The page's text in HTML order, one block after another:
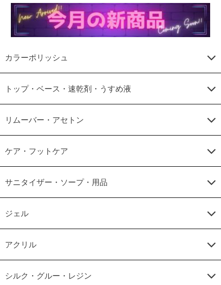
カラーポリッシュ
トップ・ベース・速乾剤・うすめ液
リムーバー・アセトン
ケア・フットケア
サニタイザー・ソープ・用品
ジェル
アクリル
シルク・グルー・レジン